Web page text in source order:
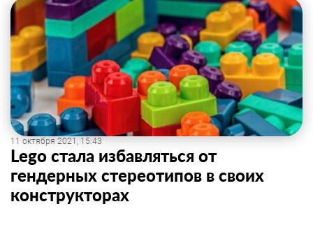
11 октября 2021, 15:43
Lego стала избавляться от
гендерных стереотипов в своих
конструкторах